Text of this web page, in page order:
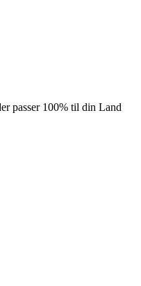
passer 100% til din Land